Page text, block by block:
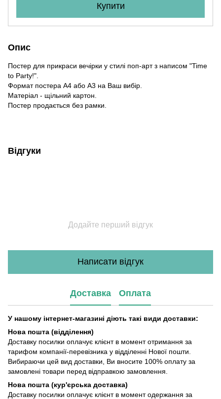
Купити
Опис
Постер для прикраси вечірки у стилі поп-арт з написом "Time
to Party!".
Формат постера А4 або А3 на Ваш вибір.
Матеріал - щільний картон.
Постер продається без рамки.
Відгуки
Додайте перший відгук
Написати відгук
Доставка Оплата
У нашому інтернет-магазині діють такі види доставки:
Нова пошта (відділення)
Доставку посилки оплачує клієнт в момент отримання за
тарифом компанії-перевізника у відділенні Нової пошти.
Вибираючи цей вид доставки, Ви вносите 100% оплату за
замовлені товари перед відправкою замовлення.
Нова пошта (кур'єрська доставка)
Доставку посилки оплачує клієнт в момент одержання за